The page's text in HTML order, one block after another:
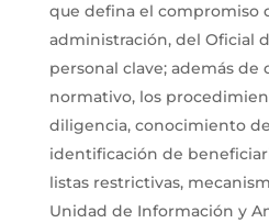
que defina el compromiso
administración, del Oficial
personal clave; además
normativo, los
diligencia, conocimiento
identificación de
listas restrictivas,
Unidad de Información y